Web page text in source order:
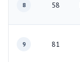
8 58
9 81